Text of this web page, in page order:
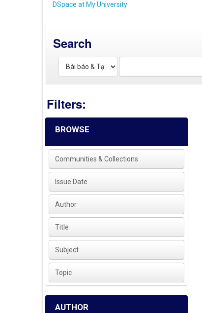
DSpace at My University
Search
Filters:
BROWSE
Communities & Collections
Issue Date
Author
Title
Subject
Topic
AUTHOR